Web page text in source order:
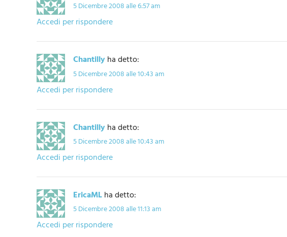
5 Dicembre 2008 alle 6:57 am
Accedi per rispondere
Chantillyha detto:
5 Dicembre 2008 alle 10:43 am
Accedi per rispondere
Chantillyha detto:
5 Dicembre 2008 alle 10:43 am
Accedi per rispondere
EricaMLha detto:
5 Dicembre 2008 alle 11:13 am
Accedi per rispondere